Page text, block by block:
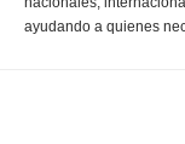
ayudando a quienes